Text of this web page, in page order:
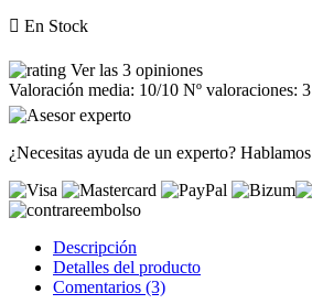
 En Stock
Ver las 3 opiniones
Valoración media: 10/10 Nº valoraciones: 3
¿Necesitas ayuda de un experto? Hablamos
Descripción
Detalles del producto
Comentarios (3)